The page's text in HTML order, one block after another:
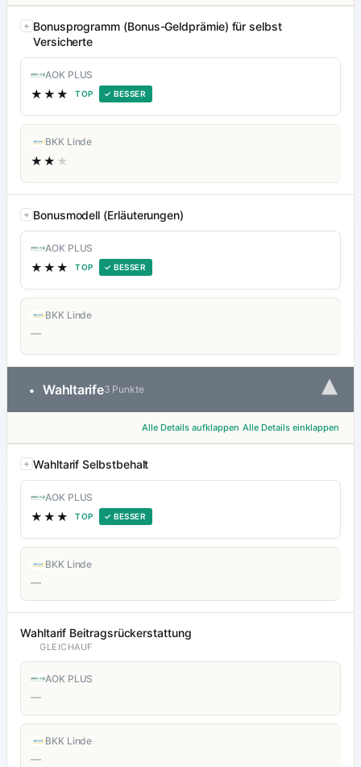
Bonusprogramm (Bonus-Geldprämie) für selbst
Versicherte
AOK PLUS
★★★ TOP ✓ BESSER
BKK Linde
★★ ★
Bonusmodell (Erläuterungen)
AOK PLUS
★★★ TOP ✓ BESSER
BKK Linde
—
• Wahltarife3 Punkte ▾
Alle Details aufklappen Alle Details einklappen
Wahltarif Selbstbehalt
AOK PLUS
★★★ TOP ✓ BESSER
BKK Linde
—
Wahltarif Beitragsrückerstattung
GLEICHAUF
AOK PLUS
—
BKK Linde
—